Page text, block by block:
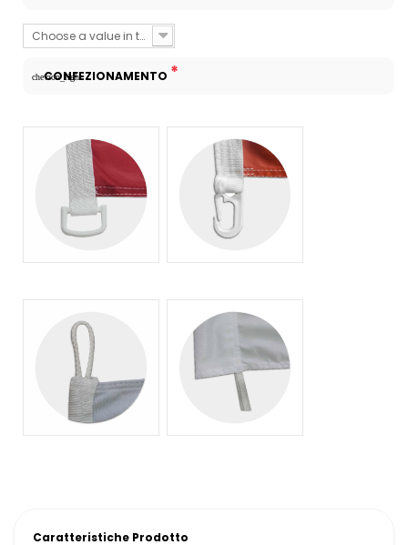
Choose a value in the list
chevron_right
CONFEZIONAMENTO *
Caratteristiche Prodotto